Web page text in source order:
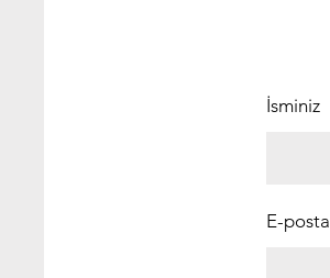
İsminiz
E-posta